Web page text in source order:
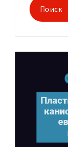
Поиск
для: